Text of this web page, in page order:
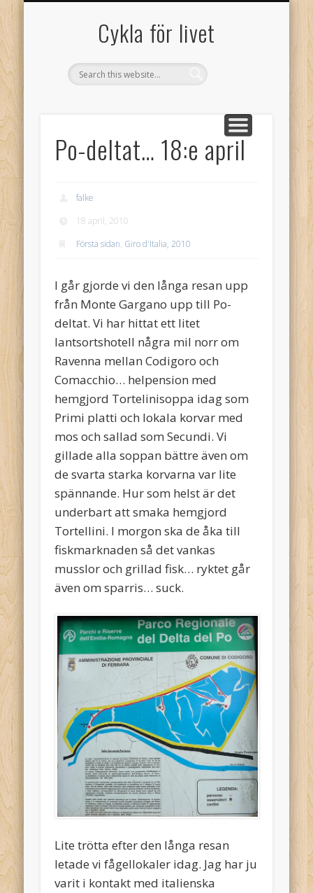
Cykla för livet
Po-deltat… 18:e april
falke
18 april, 2010
Första sidan, Giro d'Italia, 2010
I går gjorde vi den långa resan upp
från Monte Gargano upp till Po-
deltat. Vi har hittat ett litet
lantsortshotell några mil norr om
Ravenna mellan Codigoro och
Comacchio… helpension med
hemgjord Tortelinisoppa idag som
Primi platti och lokala korvar med
mos och sallad som Secundi. Vi
gillade alla soppan bättre även om
de svarta starka korvarna var lite
spännande. Hur som helst är det
underbart att smaka hemgjord
Tortellini. I morgon ska de åka till
fiskmarknaden så det vankas
musslor och grillad fisk… ryktet går
även om sparris… suck.
Lite trötta efter den långa resan
letade vi fågellokaler idag. Jag har ju
varit i kontakt med italienska